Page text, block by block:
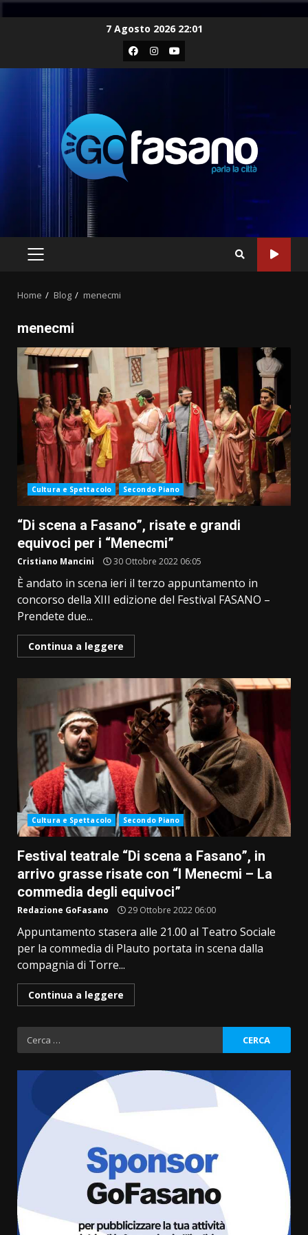
7 Agosto 2026 22:01
Facebook
Instagram
Youtube
PRIMARY
Home Blog menecmi
menecmi
Cultura e Spettacolo Secondo Piano
“Di scena a Fasano”, risate e grandi
equivoci per i “Menecmi”
Cristiano Mancini 30 Ottobre 2022 06:05
È andato in scena ieri il terzo appuntamento in
concorso della XIII edizione del Festival FASANO –
Prendete due...
Continua a leggere
Cultura e Spettacolo Secondo Piano
Festival teatrale “Di scena a Fasano”, in
arrivo grasse risate con “I Menecmi – La
commedia degli equivoci”
Redazione GoFasano 29 Ottobre 2022 06:00
Appuntamento stasera alle 21.00 al Teatro Sociale
per la commedia di Plauto portata in scena dalla
compagnia di Torre...
Continua a leggere
Ricerca
per:
Fasanese ferito a colpi di arma
da fuoco
6 Agosto 2026 18:13